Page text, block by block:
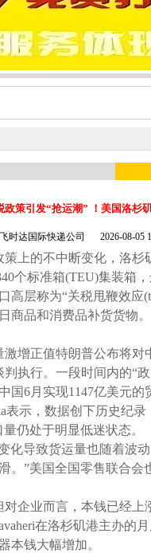
政策引发“抢运潮” ！美国洛杉
时达国际快递公司 2026-08-05
上的不中断变化，洛
个标准箱(TEU)集装箱
高层称为“关税甩鞭效应
商品和消费品补货货物。
增正值特朗普公布将对
执行。一段时间内的“
国6月实现1147亿美元的
表示，数据创下历史纪
仍处于明显低迷状态。
化导致货运量也随着波
。”美国全国零售联合
企业而言，本钱已经上
在洛杉矶港主办
本钱大幅增加。